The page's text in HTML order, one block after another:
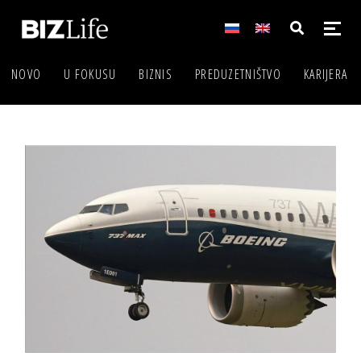
NOVO U FOKUSU BIZNIS PREDUZETNIŠTVO KARIJERA